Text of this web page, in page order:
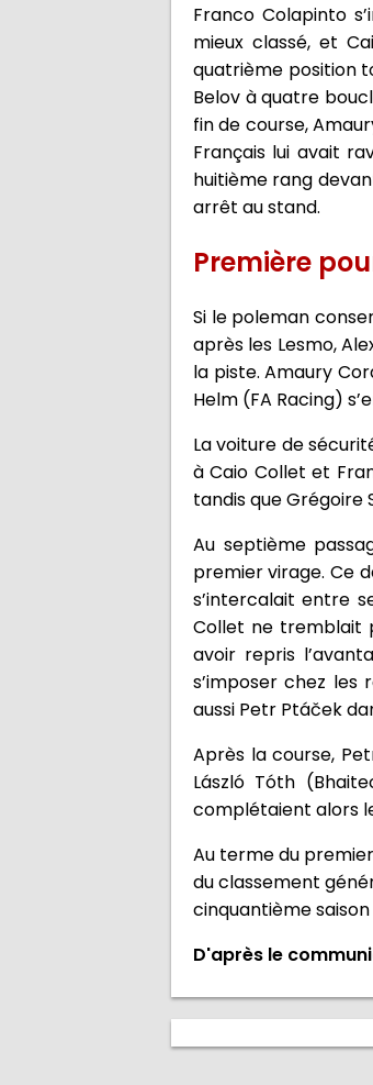
Franco Colapinto
mieux classé, et
quatrième position
Belov à quatre
fin de course,
Français lui avait
huitième rang
arrêt au stand.
Première
Si le poleman
après les Lesmo,
la piste. Amaury
Helm (FA Racing)
La voiture de
à Caio Collet et
tandis que Grégoire
Au septième
premier virage. Ce
s’intercalait entre
Collet ne tremblait
avoir repris
s’imposer chez les
aussi Petr Ptáček
Après la course,
László Tóth
complétaient alors
Au terme du
du classement
cinquantième
D'après le